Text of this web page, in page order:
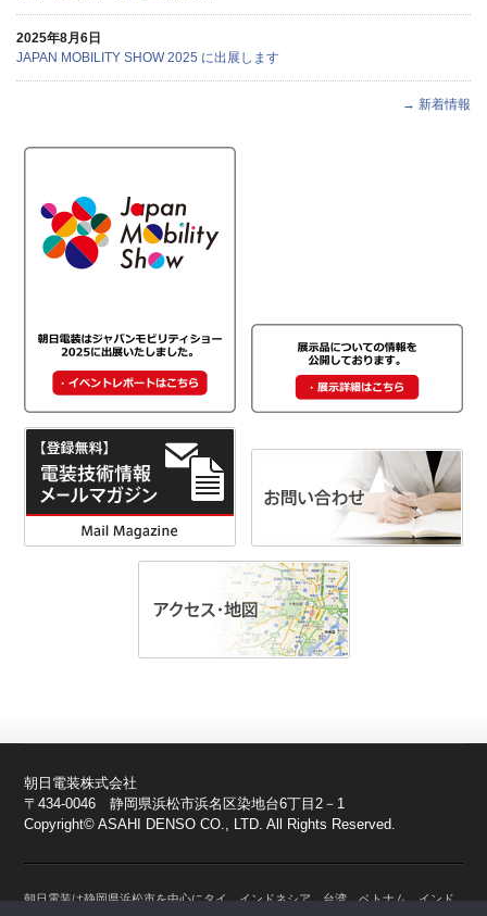
2025年8月6日
JAPAN MOBILITY SHOW 2025 に出展します
→ 新着情報
朝日電装株式会社
〒434-0046 静岡県浜松市浜名区染地台6丁目2－1
Copyright© ASAHI DENSO CO., LTD. All Rights Reserved.
朝日電装は静岡県浜松市を中心にタイ、インドネシア、台湾、ベトナム、インド